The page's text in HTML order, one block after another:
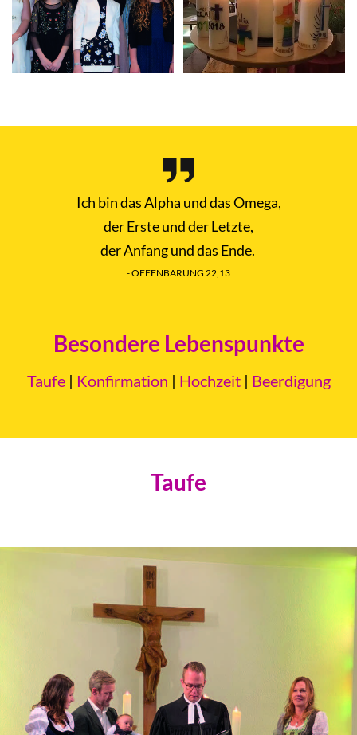
Ich bin das Alpha und das Omega,
der Erste und der Letzte,
der Anfang und das Ende.
- OFFENBARUNG 22,13
Besondere Lebenspunkte
Taufe| Konfirmation | Hochzeit| Beerdigung
Taufe